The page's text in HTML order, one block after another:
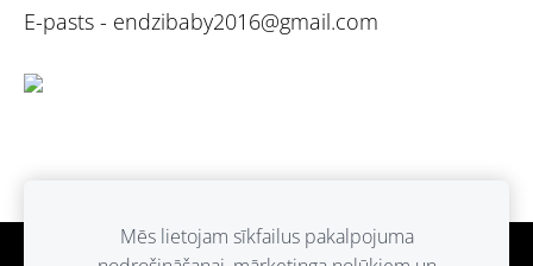
E-pasts - endzibaby2016@gmail.com
Mēs lietojam sīkfailus pakalpojuma